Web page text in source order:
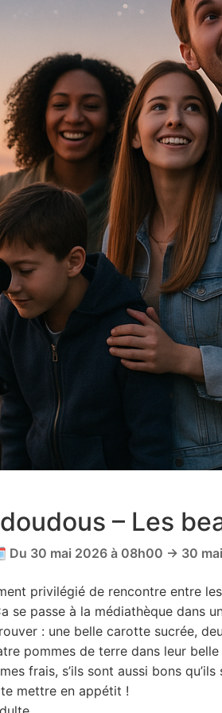
– Les
Du 30 mai 2026 à 08h00 → 30
privilégié de rencontre entre
se passe à la médiathèque dans
: une belle carotte sucrée,
pommes de terre dans leur
frais, s’ils sont aussi bons
mettre en appétit !